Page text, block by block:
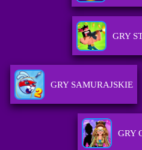
GRY
GRY SAMURAJSKIE
GRY